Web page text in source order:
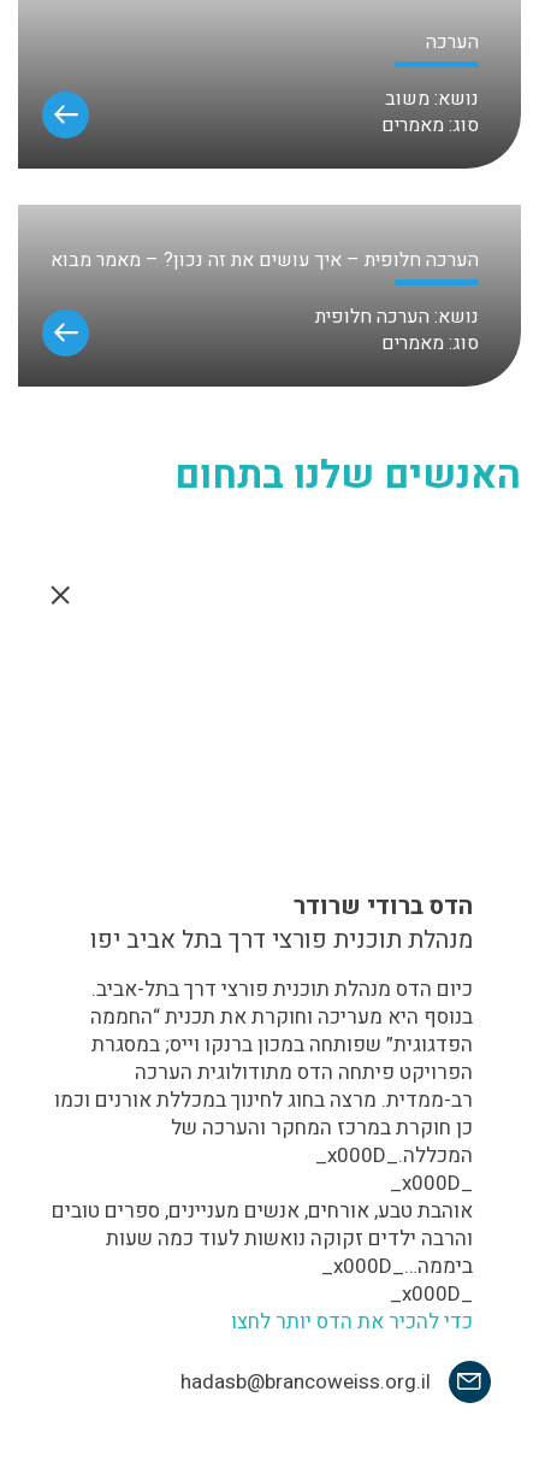
הערכה
נושא: משוב
סוג:מאמרים
הערכה חלופית – איך עושים את זה נכון? – מאמר מבוא
נושא: הערכה חלופית
סוג:מאמרים
האנשים שלנו בתחום
הדס ברודי שרודר
מנהלת תוכנית פורצי דרך בתל אביב יפו
כיום הדס מנהלת תוכנית פורצי דרך בתל-אביב.
בנוסף היא מעריכה וחוקרת את תכנית “החממה
הפדגוגית” שפותחה במכון ברנקו וייס; במסגרת
הפרויקט פיתחה הדס מתודולוגית הערכה
רב-ממדית. מרצה בחוג לחינוך במכללת אורנים וכמו
כן חוקרת במרכז המחקר והערכה של
המכללה._x000D_
_x000D_
אוהבת טבע, אורחים, אנשים מעניינים, ספרים טובים
והרבה ילדים זקוקה נואשות לעוד כמה שעות
ביממה…_x000D_
_x000D_
כדי להכיר את הדס יותר לחצו
hadasb@brancoweiss.org.il